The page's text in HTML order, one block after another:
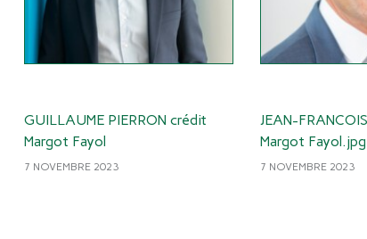
GUILLAUME PIERRON crédit
Margot Fayol
7 NOVEMBRE 2023
JEAN-
Margot Fayol.jpg
7 NOVEMBRE 2023